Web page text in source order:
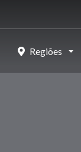
Regiões